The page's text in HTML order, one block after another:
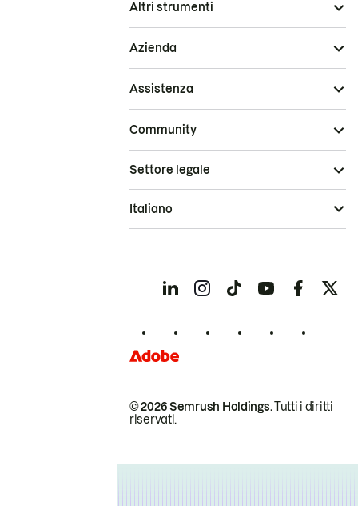
Altri strumenti
Azienda
Assistenza
Community
© 2026 Semrush Holdings.Tutti i diritti
riservati.
Settore legale
Italiano